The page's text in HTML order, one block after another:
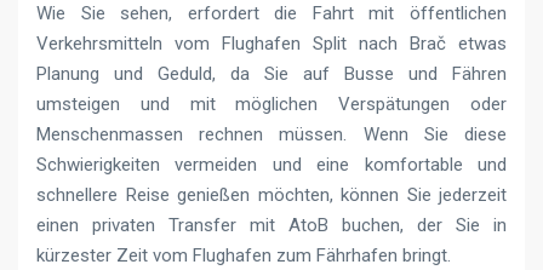
Wie Sie sehen, erfordert die Fahrt mit öffentlichen
Verkehrsmitteln vom Flughafen Split nach Brač etwas
Planung und Geduld, da Sie auf Busse und Fähren
umsteigen und mit möglichen Verspätungen oder
Menschenmassen rechnen müssen. Wenn Sie diese
Schwierigkeiten vermeiden und eine komfortable und
schnellere Reise genießen möchten, können Sie jederzeit
einen privaten Transfer mit AtoB buchen, der Sie in
kürzester Zeit vom Flughafen zum Fährhafen bringt.